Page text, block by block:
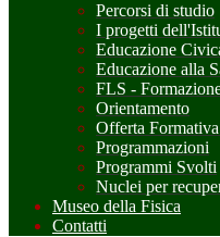
Percorsi di studio
I progetti
Educazione
Educazione alla
FLS -
Orientamento
Offerta
Programmazioni
Programmi Svolti
Nuclei per
Museo della Fisica
Contatti